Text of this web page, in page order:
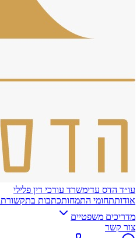
עו״ד הדס עדימשרד עורכי דין פלילי
אודותתחומי התמחותכתבות בתקשורת
מדריכים משפטיים
צור קשר